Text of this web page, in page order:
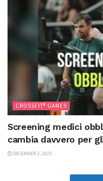
CROSSFIT® GAMES
Screening medici
cambia davvero per
DECEMBER 2, 2025